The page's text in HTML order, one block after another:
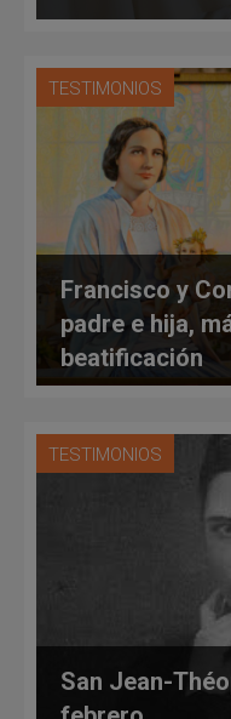
TESTIMONIOS
Francisco y
padre e hija,
beatificación
TESTIMONIOS
San Jean-